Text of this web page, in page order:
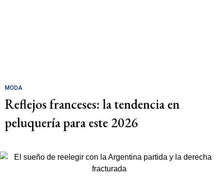
MODA
Reflejos franceses: la tendencia en
peluquería para este 2026